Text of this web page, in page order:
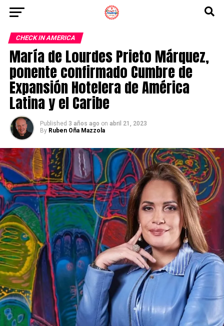
CHECK IN AMERICA
María de Lourdes Prieto Márquez,
ponente confirmado Cumbre de
Expansión Hotelera de América
Latina y el Caribe
Published 3 años ago on abril 21, 2023
By Ruben Oña Mazzola